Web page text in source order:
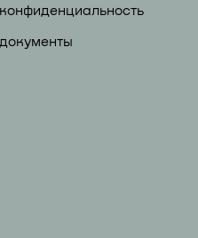
конфиденциальность
документы